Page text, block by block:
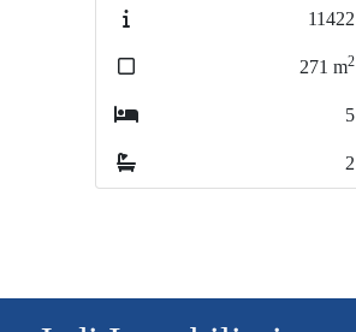
11422
271 m2
5
2